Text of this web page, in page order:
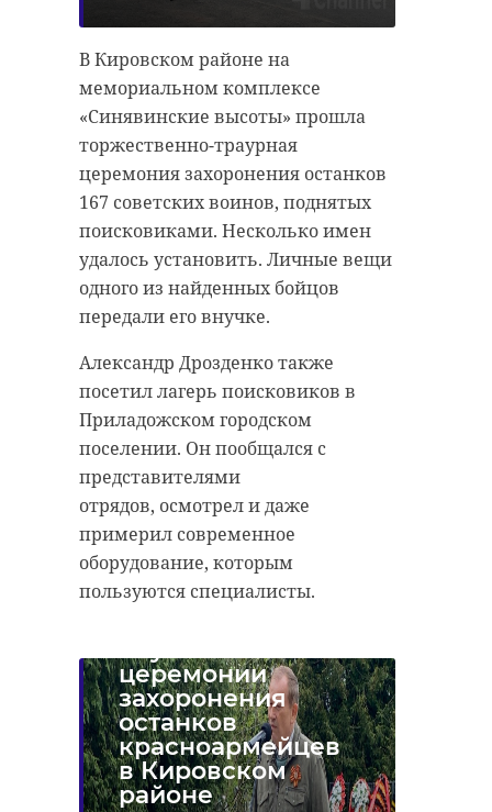
В Кировском районе на
мемориальном комплексе
«Синявинские высоты» прошла
торжественно-траурная
церемония захоронения останков
167 советских воинов, поднятых
поисковиками. Несколько имен
удалось установить. Личные вещи
одного из найденных бойцов
передали его внучке.
Александр Дрозденко также
посетил лагерь поисковиков в
Приладожском городском
поселении. Он пообщался с
представителями
отрядов, осмотрел и даже
примерил современное
оборудование, которым
пользуются специалисты.
Александр
церемонии
захоронения
останков
красноармейцев
в Кировском
районе